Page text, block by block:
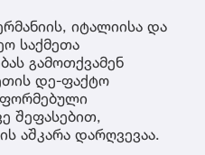
იტალიისა და
საქმეთა
გამოთქვამენ
დე-ფაქტო
შეფასებით,
აშკარა დარღვევაა.